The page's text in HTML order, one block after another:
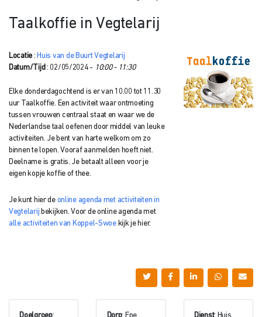
Taalkoffie in Vegtelarij
Locatie : Huis van de Buurt Vegtelarij
Datum/Tijd : 02/05/2024 - 10:00 - 11:30
Elke donderdagochtend is er van 10.00 tot 11.30
uur Taalkoffie. Een activiteit waar ontmoeting
tussen vrouwen centraal staat en waar we de
Nederlandse taal oefenen door middel van leuke
activiteiten. Je bent van harte welkom om zo
binnen te lopen. Vooraf aanmelden hoeft niet.
Deelname is gratis. Je betaalt alleen voor je
eigen kopje koffie of thee.
Je kunt hier de online agenda met activiteiten in
Vegtelarij bekijken. Voor de online agenda met
alle activiteiten van Koppel-Swoekijk je hier.